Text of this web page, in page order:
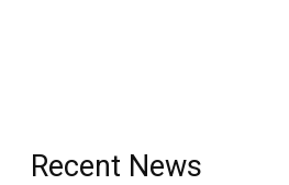
Recent News